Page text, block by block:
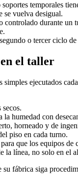
temporales
se vuelva desigual.
durante un
o tercer ciclo
el taller
ejecutados
humedad con
horneado y de
piso en cada turno.
que los equipos de
la línea, no solo en el
fábrica siga